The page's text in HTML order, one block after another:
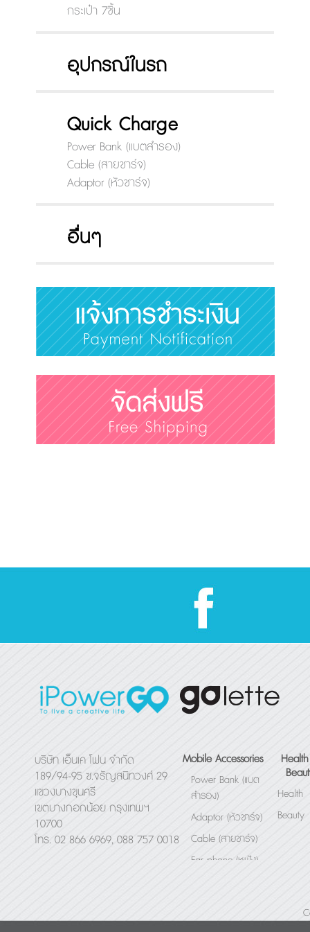
กระเป๋า 7ชิ้น
อุปกรณ์ในรถ
Quick Charge
Power Bank (แบตสำรอง)
Cable (สายชาร์จ)
Adaptor (หัวชาร์จ)
อื่นๆ
บริษัท เอ็นเค โฟน จำกัด
189/94-95 ซ.จรัญสนิทวงศ์ 29
แขวงบางขุนศรี
เขตบางกอกน้อย กรุงเทพฯ
10700
โทร. 02 866 6969, 088 757 0018
Mobile Accessories
Power Bank (แบต
สำรอง)
Adaptor (หัวชาร์จ)
Cable (สายชาร์จ)
Ear phone (หูฟัง)
Others (อื่นๆ)
Health
Beauty